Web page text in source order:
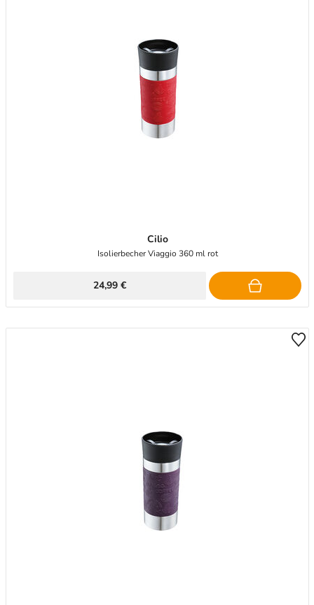
Cilio
Isolierbecher Viaggio 360 ml rot
24,99 €